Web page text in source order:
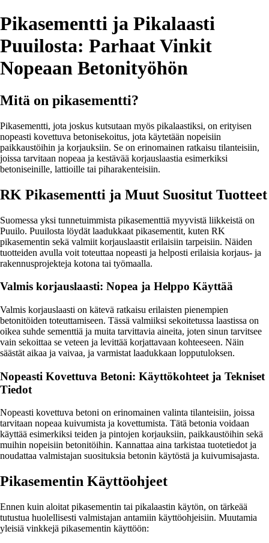
Pikasementti ja Pikalaasti
Puuilosta: Parhaat Vinkit
Nopeaan Betonityöhön
Mitä on pikasementti?
Pikasementti, jota joskus kutsutaan myös pikalaastiksi, on erityisen
nopeasti kovettuva betonisekoitus, jota käytetään nopeisiin
paikkaustöihin ja korjauksiin. Se on erinomainen ratkaisu tilanteisiin,
joissa tarvitaan nopeaa ja kestävää korjauslaastia esimerkiksi
betoniseinille, lattioille tai piharakenteisiin.
RK Pikasementti ja Muut Suositut Tuotteet
Suomessa yksi tunnetuimmista pikasementtiä myyvistä liikkeistä on
Puuilo. Puuilosta löydät laadukkaat pikasementit, kuten RK
pikasementin sekä valmiit korjauslaastit erilaisiin tarpeisiin. Näiden
tuotteiden avulla voit toteuttaa nopeasti ja helposti erilaisia korjaus- ja
rakennusprojekteja kotona tai työmaalla.
Valmis korjauslaasti: Nopea ja Helppo Käyttää
Valmis korjauslaasti on kätevä ratkaisu erilaisten pienempien
betonitöiden toteuttamiseen. Tässä valmiiksi sekoitetussa laastissa on
oikea suhde sementtiä ja muita tarvittavia aineita, joten sinun tarvitsee
vain sekoittaa se veteen ja levittää korjattavaan kohteeseen. Näin
säästät aikaa ja vaivaa, ja varmistat laadukkaan lopputuloksen.
Nopeasti Kovettuva Betoni: Käyttökohteet ja Tekniset
Tiedot
Nopeasti kovettuva betoni on erinomainen valinta tilanteisiin, joissa
tarvitaan nopeaa kuivumista ja kovettumista. Tätä betonia voidaan
käyttää esimerkiksi teiden ja pintojen korjauksiin, paikkaustöihin sekä
muihin nopeisiin betonitöihin. Kannattaa aina tarkistaa tuotetiedot ja
noudattaa valmistajan suosituksia betonin käytöstä ja kuivumisajasta.
Pikasementin Käyttöohjeet
Ennen kuin aloitat pikasementin tai pikalaastin käytön, on tärkeää
tutustua huolellisesti valmistajan antamiin käyttöohjeisiin. Muutamia
yleisiä vinkkejä pikasementin käyttöön: